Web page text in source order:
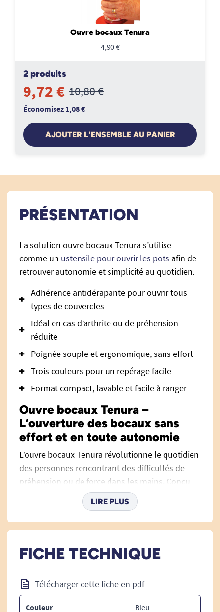
Ouvre bocaux Tenura
4,90 €
2 produits
9,72 € 10,80 €
Économisez 1,08 €
AJOUTER L'ENSEMBLE AU PANIER
PRÉSENTATION
La solution ouvre bocaux Tenura s’utilise
comme un ustensile pour ouvrir les pots afin de
retrouver autonomie et simplicité au quotidien.
Adhérence antidérapante pour ouvrir tous
types de couvercles
Idéal en cas d’arthrite ou de préhension
réduite
Poignée souple et ergonomique, sans effort
Trois couleurs pour un repérage facile
Format compact, lavable et facile à ranger
Ouvre bocaux Tenura –
L’ouverture des bocaux sans
effort et en toute autonomie
L’ouvre bocaux Tenura révolutionne le quotidien
des personnes rencontrant des difficultés de
préhension ou de force dans les mains. Conçu
pour faciliter l’ouverture des bocaux et
bouteilles vissées, il apporte confort, sécurité et
autonomie à la maison au moment des repas ou
de cuisine ergonomiques, il se distingue par son
efficacité et sa simplicité d’usage.
S’adaptant aux principaux couvercles du marché
(confiture, cornichons, sauces...), cet ouvre-bocal
antidérapant s’adresse tout particulièrement aux
LIRE PLUS
FICHE TECHNIQUE
Télécharger cette fiche en pdf
Couleur Bleu